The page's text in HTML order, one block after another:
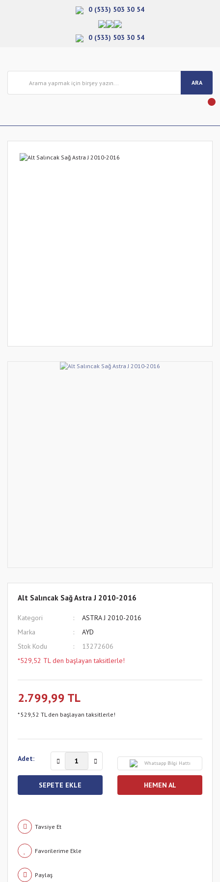
0 (533) 503 30 54
0 (533) 503 30 54
ARA
Alt Salıncak Sağ Astra J 2010-2016
Kategori
ASTRA J 2010-2016
Marka
AYD
Stok Kodu
13272606
*529,52 TL den başlayan taksitlerle!
2.799,99 TL
* 529,52 TL den başlayan taksitlerle!
Adet:
Whatsapp Bilgi Hattı
SEPETE EKLE HEMEN AL
Tavsiye Et
Paylaş